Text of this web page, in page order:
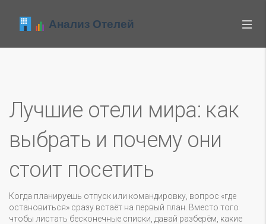
Лучшие отели мира: как
выбрать и почему они
стоит посетить
Когда планируешь отпуск или командировку, вопрос «где
остановиться» сразу встаёт на первый план. Вместо того
чтобы листать бесконечные списки, давай разберём, какие